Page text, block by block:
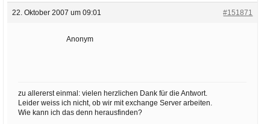
22. Oktober 2007 um 09:01 #151871
Anonym
zu allererst einmal: vielen herzlichen Dank für die Antwort.
Leider weiss ich nicht, ob wir mit exchange Server arbeiten.
Wie kann ich das denn herausfinden?